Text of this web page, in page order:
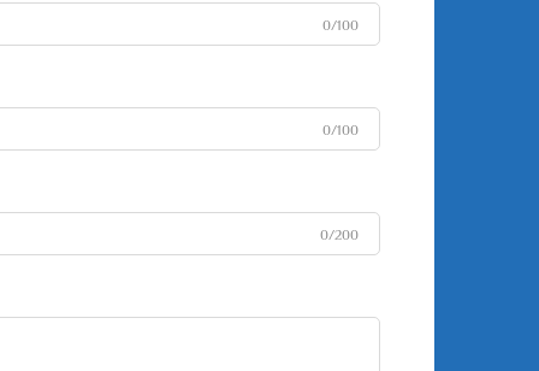
0/100
0/100
0/200